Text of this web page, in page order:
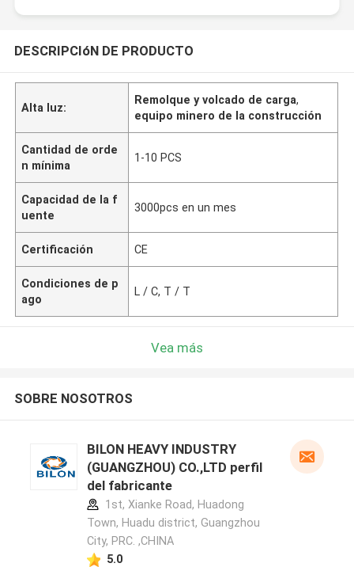
DESCRIPCIóN DE PRODUCTO
Alta luz:
Remolque y volcado de carga,
equipo minero de la construcción
Cantidad de orde
n mínima
1-10 PCS
Capacidad de la f
uente
3000pcs en un mes
Certificación CE
Condiciones de p
ago
L / C, T / T
Vea más
SOBRE NOSOTROS
BILON HEAVY INDUSTRY
(GUANGZHOU) CO.,LTD perfil
del fabricante
1st, Xianke Road, Huadong
Town, Huadu district, Guangzhou
City, PRC. ,CHINA
5.0